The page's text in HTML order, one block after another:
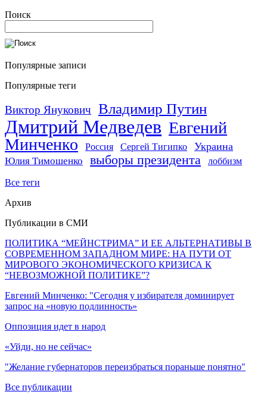
Поиск
Популярные записи
Популярные теги
Виктор Янукович Владимир Путин
Дмитрий Медведев Евгений
Минченко
Россия Сергей Тигипко Украина
Юлия Тимошенко выборы президента лоббизм
Все теги
Архив
Публикации в СМИ
ПОЛИТИКА “МЕЙНСТРИМА” И ЕЕ АЛЬТЕРНАТИВЫ В
СОВРЕМЕННОМ ЗАПАДНОМ МИРЕ: НА ПУТИ ОТ
МИРОВОГО ЭКОНОМИЧЕСКОГО КРИЗИСА К
“НЕВОЗМОЖНОЙ ПОЛИТИКЕ”?
Евгений Минченко: "Сегодня у избирателя доминирует
запрос на «новую подлинность»
Оппозиция идет в народ
«Уйди, но не сейчас»
"Желание губернаторов переизбраться пораньше понятно"
Все публикации